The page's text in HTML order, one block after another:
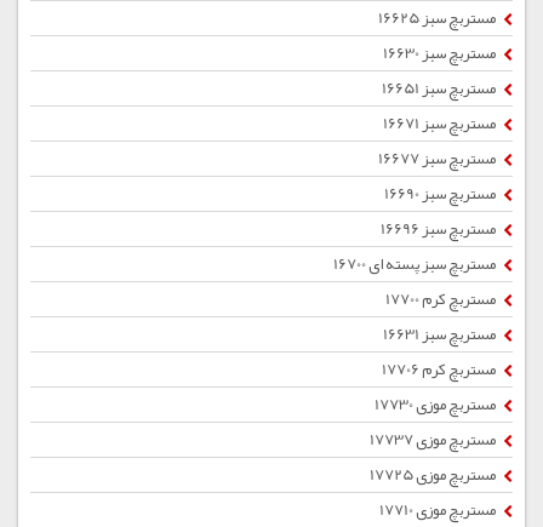
مستربچ سبز 16625
مستربچ سبز 16630
مستربچ سبز 16651
مستربچ سبز 16671
مستربچ سبز 16677
مستربچ سبز 16690
مستربچ سبز 16696
مستربچ سبز پسته ای 16700
مستربچ کرم 17700
مستربچ سبز 16631
مستربچ کرم 17706
مستربچ موزی 17730
مستربچ موزی 17737
مستربچ موزی 17725
مستربچ موزی 17710